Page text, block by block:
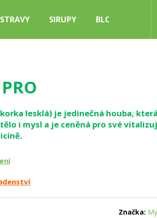
SIRUPY BLOG
lesklá) je jedinečná houba,
i mysl a je ceněná pro své
Značka: